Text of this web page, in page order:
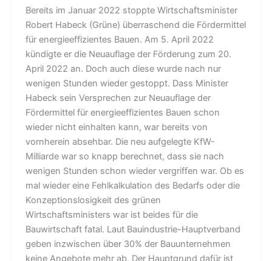
Bereits im Januar 2022 stoppte Wirtschaftsminister
Robert Habeck (Grüne) überraschend die Fördermittel
für energieeffizientes Bauen. Am 5. April 2022
kündigte er die Neuauflage der Förderung zum 20.
April 2022 an. Doch auch diese wurde nach nur
wenigen Stunden wieder gestoppt. Dass Minister
Habeck sein Versprechen zur Neuauflage der
Fördermittel für energieeffizientes Bauen schon
wieder nicht einhalten kann, war bereits von
vornherein absehbar. Die neu aufgelegte KfW-
Milliarde war so knapp berechnet, dass sie nach
wenigen Stunden schon wieder vergriffen war. Ob es
mal wieder eine Fehlkalkulation des Bedarfs oder die
Konzeptionslosigkeit des grünen
Wirtschaftsministers war ist beides für die
Bauwirtschaft fatal. Laut Bauindustrie-Hauptverband
geben inzwischen über 30% der Bauunternehmen
keine Angebote mehr ab. Der Hauptgrund dafür ist